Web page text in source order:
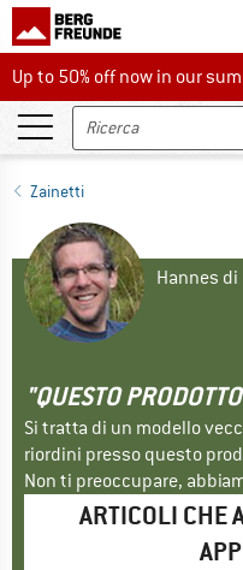
Up to 50% off now in our
Up to 50% off now in our
Zainetti
Hannes
"QUESTO
Si tratta di un modello
riordini presso questo
Non ti preoccupare,
ARTICOLI CHE